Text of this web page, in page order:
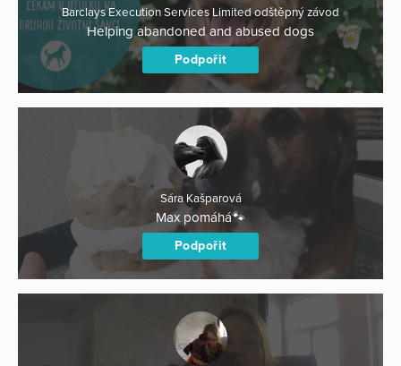
Barclays Execution Services Limited odštěpný závod
Helping abandoned and abused dogs
Podpořit
Sára Kašparová
Max pomáhá🐾
Podpořit